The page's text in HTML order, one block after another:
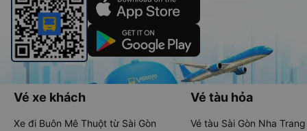
Vé xe khách
Xe đi Buôn Mê Thuột từ Sài Gòn
Vé tàu hỏa
Vé tàu Sài Gòn Nha Trang